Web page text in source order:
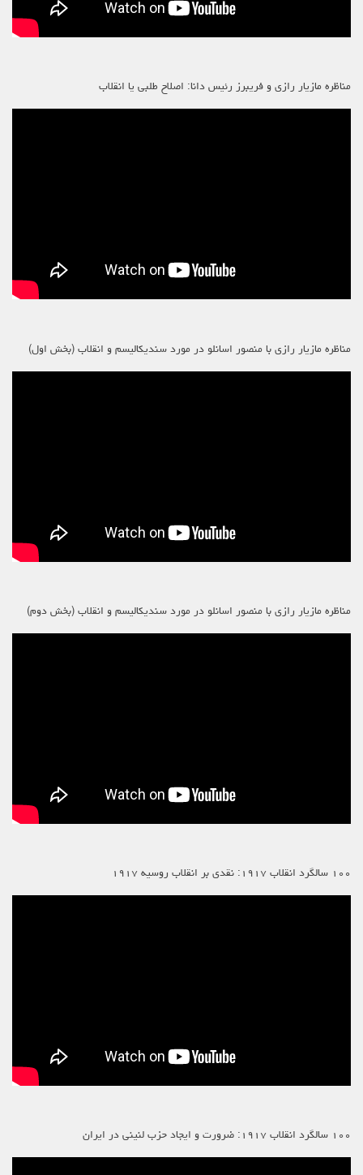
مناظره مازیار رازی و فریبرز رئیس دانا: اصلاح طلبی یا انقلاب
مناظره مازیار رازی با منصور اسانلو در مورد سندیکالیسم و انقلاب (بخش اول)
مناظره مازیار رازی با منصور اسانلو در مورد سندیکالیسم و انقلاب (بخش دوم)
۱۰۰ سالگرد انقلاب ۱۹۱۷: نقدی بر انقلاب روسیه ۱۹۱۷
۱۰۰ سالگرد انقلاب ۱۹۱۷: ضرورت و ایجاد حزب لنینی در ایران